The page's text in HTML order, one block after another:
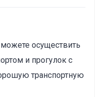
осуществить
и прогулок с
транспортную